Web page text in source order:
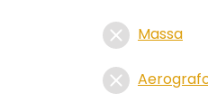
Massa